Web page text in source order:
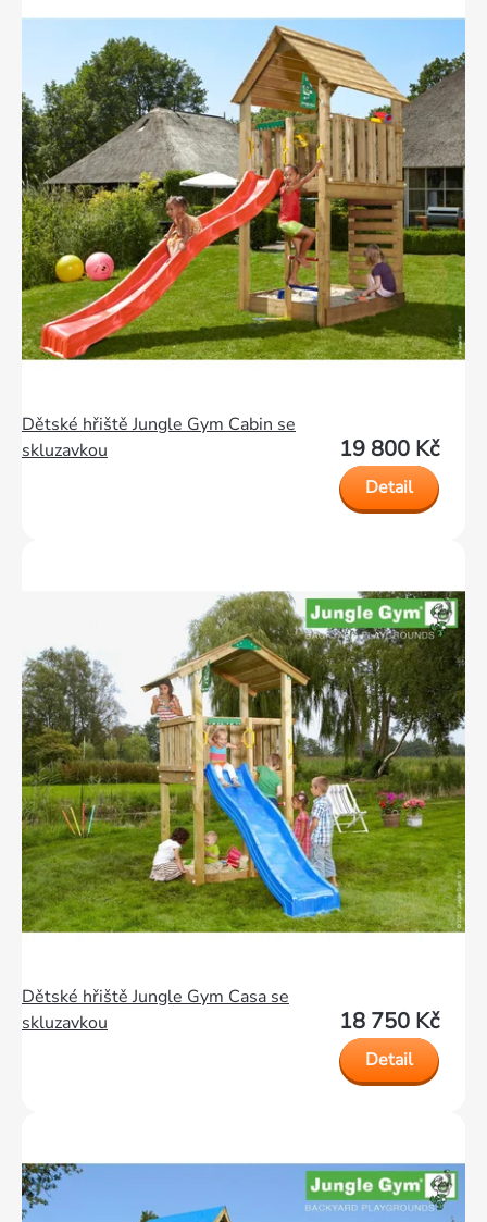
produktů
Dětské hřiště Jungle Gym Cabin se
skluzavkou
19 800 Kč
Detail
Dětské hřiště Jungle Gym Casa se
skluzavkou
18 750 Kč
Detail